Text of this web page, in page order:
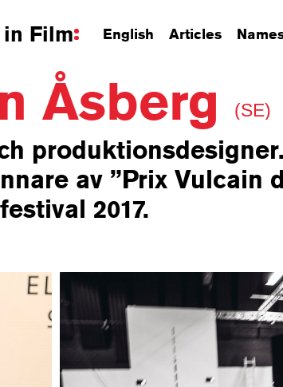
in Film English Articles
Åsberg (SE)
av ”Prix Vulcain
2017.